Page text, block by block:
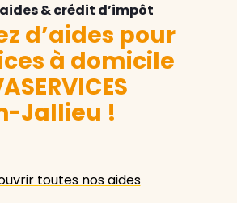
& crédit d’impôt
d’aides pour
à domicile
Jallieu !
toutes nos aides